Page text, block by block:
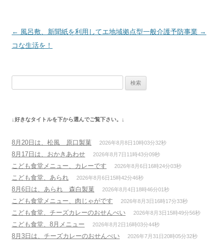
投
稿
ン
← 風呂敷、新聞紙を利用してエ
コな生活を！
地域拠点型一般介護予防事業 →
↓好きなタイトルを下から選んでご覧下さい。↓
8月20日は、松風 原口製菓 2026年8月8日10時03分32秒
8月17日は、おかきあわせ 2026年8月7日11時43分09秒
こども食堂メニュー、カレーです 2026年8月6日16時24分03秒
こども食堂、あられ 2026年8月6日15時42分46秒
8月6日は、あられ 森白製菓 2026年8月4日18時46分01秒
こども食堂メニュー、肉じゃがです 2026年8月3日16時17分33秒
こども食堂、チーズカレーのおせんべい 2026年8月3日15時49分56秒
こども食堂、8月メニュー 2026年8月2日16時03分44秒
8月3日は、チーズカレーのおせんべい 2026年7月31日20時05分32秒